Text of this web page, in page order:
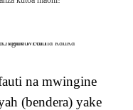
na mwingine
(bendera) yake